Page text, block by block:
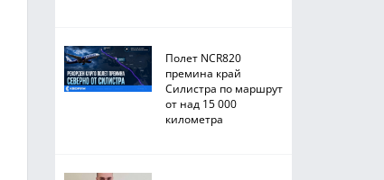
Полет NCR820
премина край
Силистра по маршрут
от над 15 000
километра